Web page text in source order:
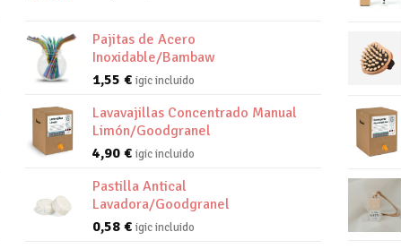
Pajitas de Acero
Inoxidable/Bambaw
1,55 € igic incluido
Lavavajillas Concentrado Manual
Limón/Goodgranel
4,90 € igic incluido
Pastilla Antical
Lavadora/Goodgranel
0,58 € igic incluido